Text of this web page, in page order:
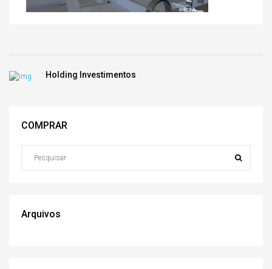
Holding Investimentos
COMPRAR
Arquivos